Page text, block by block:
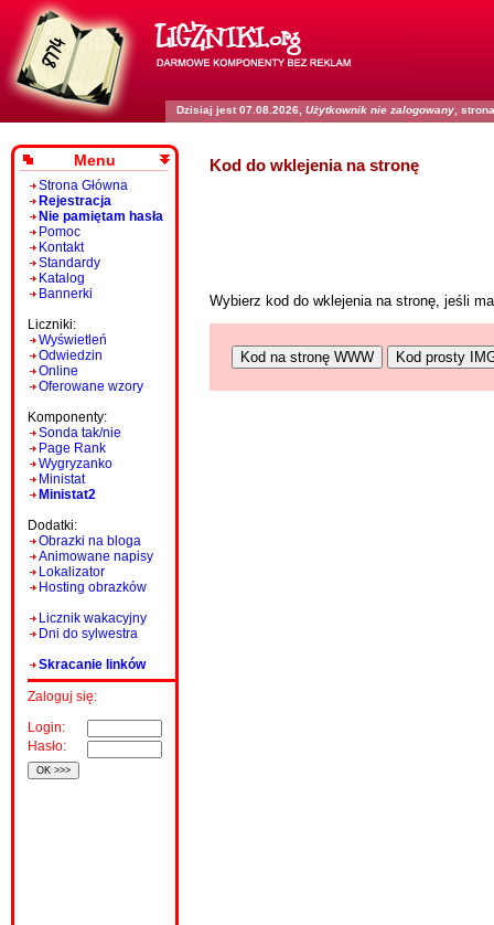
Dzisiaj jest 07.08.2026, Użytkownik nie zalogowany ,
Menu
Strona Główna
Rejestracja
Nie pamiętam hasła
Pomoc
Kontakt
Standardy
Katalog
Bannerki
Liczniki:
Wyświetleń
Odwiedzin
Online
Oferowane wzory
Komponenty:
Sonda tak/nie
Page Rank
Wygryzanko
Ministat
Ministat2
Dodatki:
Obrazki na bloga
Animowane napisy
Lokalizator
Hosting obrazków
Licznik wakacyjny
Dni do sylwestra
Skracanie linków
Zaloguj się:
Login:
Hasło:
Kod do wklejenia na stronę
Wybierz kod do wklejenia na stronę, jeśli
Kod na stronę WWW Kod prosty